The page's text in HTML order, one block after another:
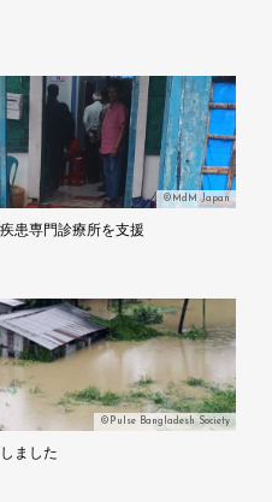
©MdM Japan
患専門診療所を支援
©Pulse Bangladesh Society
ました